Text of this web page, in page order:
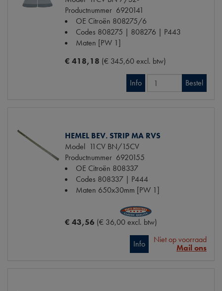
Productnummer 6920141
OE Citroën 808275/6
Codes 808275 | 808276 | P443
Maten [PW 1]
€ 418,18 (€ 345,60 excl. btw)
Info Bestel
HEMEL BEV. STRIP MA RVS
Model 11CV BN/15CV
Productnummer 6920155
OE Citroën 808337
Codes 808337 | P444
Maten 650x30mm [PW 1]
€ 43,56 (€ 36,00 excl. btw)
Info
Niet op voorraad
Mail ons